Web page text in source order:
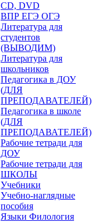
CD, DVD
ВПР ЕГЭ ОГЭ
Литература для
студентов
(ВЫВОДИМ)
Литература для
школьников
Педагогика в ДОУ
(ДЛЯ
ПРЕПОДАВАТЕЛЕЙ)
Педагогика в школе
(ДЛЯ
ПРЕПОДАВАТЕЛЕЙ)
Рабочие тетради для
ДОУ
Рабочие тетради для
ШКОЛЫ
Учебники
Учебно-наглядные
пособия
Языки Филология